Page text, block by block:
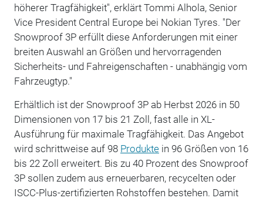
höherer Tragfähigkeit", erklärt Tommi Alhola, Senior
Vice President Central Europe bei Nokian Tyres. "Der
Snowproof 3P erfüllt diese Anforderungen mit einer
breiten Auswahl an Größen und hervorragenden
Sicherheits- und Fahreigenschaften - unabhängig vom
Fahrzeugtyp."
Erhältlich ist der Snowproof 3P ab Herbst 2026 in 50
Dimensionen von 17 bis 21 Zoll, fast alle in XL-
Ausführung für maximale Tragfähigkeit. Das Angebot
wird schrittweise auf 98 Produktein 96 Größen von 16
bis 22 Zoll erweitert. Bis zu 40 Prozent des Snowproof
3P sollen zudem aus erneuerbaren, recycelten oder
ISCC-Plus-zertifizierten Rohstoffen bestehen. Damit